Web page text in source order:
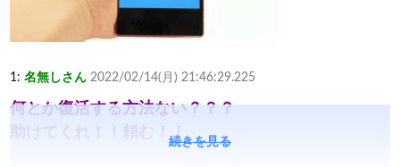
1: 名無しさん 2022/02/14(月) 21:46:29.225
何とか復活する方法ない？？？
助けてくれ！！頼む！！
続きを見る